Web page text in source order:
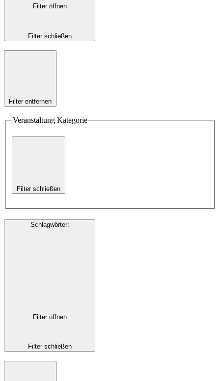
Filter öffnen
Filter schließen
Filter entfernen
Veranstaltung Kategorie
Filter schließen
Schlagwörter:
Filter öffnen
Filter schließen